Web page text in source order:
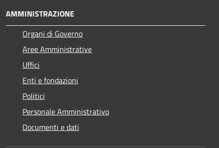
AMMINISTRAZIONE
Organi di Governo
Aree Amministrative
Uffici
Enti e fondazioni
Politici
Personale Amministrativo
Documenti e dati